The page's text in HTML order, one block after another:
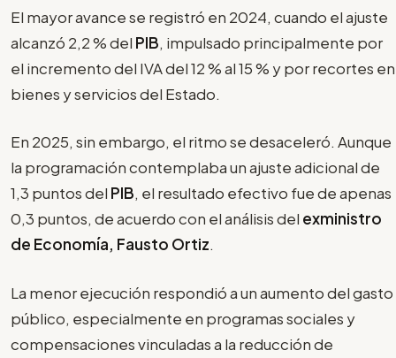
El mayor avance se registró en 2024, cuando el ajuste
alcanzó 2,2 % del PIB, impulsado principalmente por
el incremento del IVA del 12 % al 15 % y por recortes en
bienes y servicios del Estado.
En 2025, sin embargo, el ritmo se desaceleró. Aunque
la programación contemplaba un ajuste adicional de
1,3 puntos del PIB, el resultado efectivo fue de apenas
0,3 puntos, de acuerdo con el análisis del exministro
de Economía, Fausto Ortiz.
La menor ejecución respondió a un aumento del gasto
público, especialmente en programas sociales y
compensaciones vinculadas a la reducción de